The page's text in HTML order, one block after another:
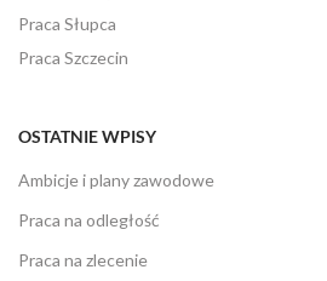
Praca Słupca
Praca Szczecin
OSTATNIE WPISY
Ambicje i plany zawodowe
Praca na odległość
Praca na zlecenie